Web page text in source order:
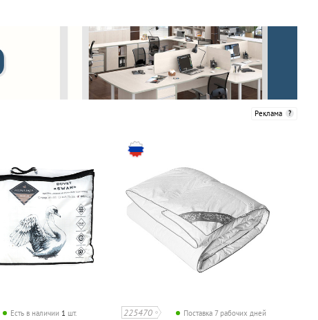
Реклама
Есть в наличии 1 шт. 225470 Поставка 7 рабочих дней